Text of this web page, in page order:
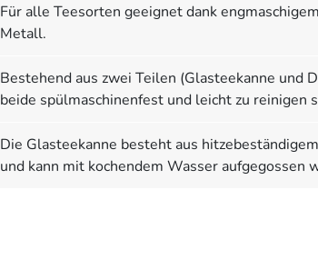
Für alle Teesorten geeignet dank
Metall.
Bestehend aus zwei Teilen (Glasteekanne und
beide spülmaschinenfest und leicht zu reinigen
Die Glasteekanne besteht aus
und kann mit kochendem Wasser aufgegossen